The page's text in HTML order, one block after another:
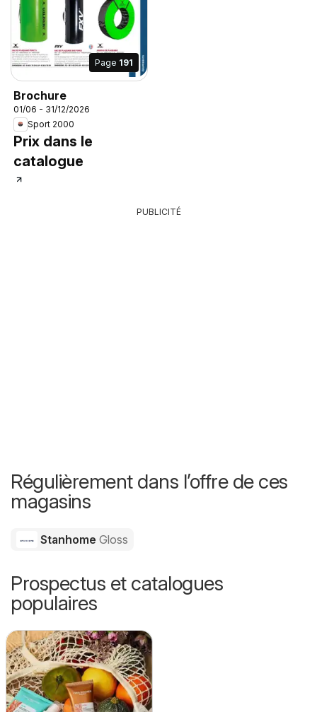
Page 191
Brochure
01/06 - 31/12/2026
Sport 2000
Prix dans le
catalogue
PUBLICITÉ
Régulièrement dans l’offre de ces
magasins
Stanhome Gloss
Prospectus et catalogues
populaires